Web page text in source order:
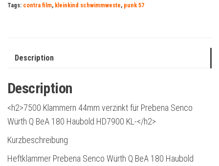
Tags: contra film, kleinkind schwimmweste, punk 57
Description
Description
<h2>7500 Klammern 44mm verzinkt für Prebena Senco
Würth Q BeA 180 Haubold HD7900 KL-</h2>
Kurzbeschreibung
Heftklammer Prebena Senco Würth Q BeA 180 Haubold